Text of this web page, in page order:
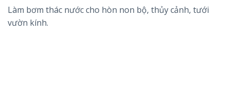
Làm bơm thác nước cho hòn non bộ, thủy cảnh, tưới
vườn kính.